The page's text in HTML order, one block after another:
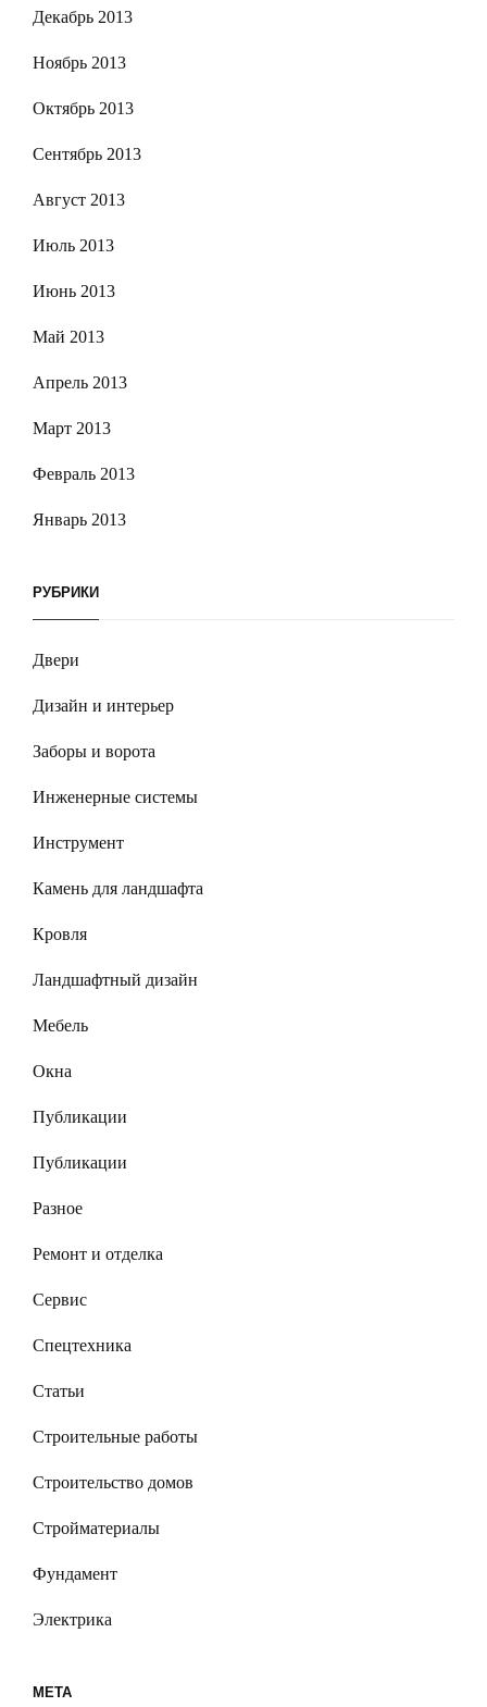
Декабрь 2013
Ноябрь 2013
Октябрь 2013
Сентябрь 2013
Август 2013
Июль 2013
Июнь 2013
Май 2013
Апрель 2013
Март 2013
Февраль 2013
Январь 2013
РУБРИКИ
Двери
Дизайн и интерьер
Заборы и ворота
Инженерные системы
Инструмент
Камень для ландшафта
Кровля
Ландшафтный дизайн
Мебель
Окна
Публикации
Публикации
Разное
Ремонт и отделка
Сервис
Спецтехника
Статьи
Строительные работы
Строительство домов
Стройматериалы
Фундамент
Электрика
МЕТА